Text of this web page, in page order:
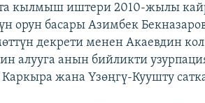
кылмыш иштери 2010-жылы
орун басары Азимбек
декрети менен Акаевдин
алууга анын бийликти
жана Үзөңгү-Куушту